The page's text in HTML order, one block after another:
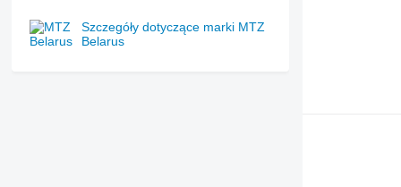
7810
Szczegóły dotyczące marki MTZ
Belarus